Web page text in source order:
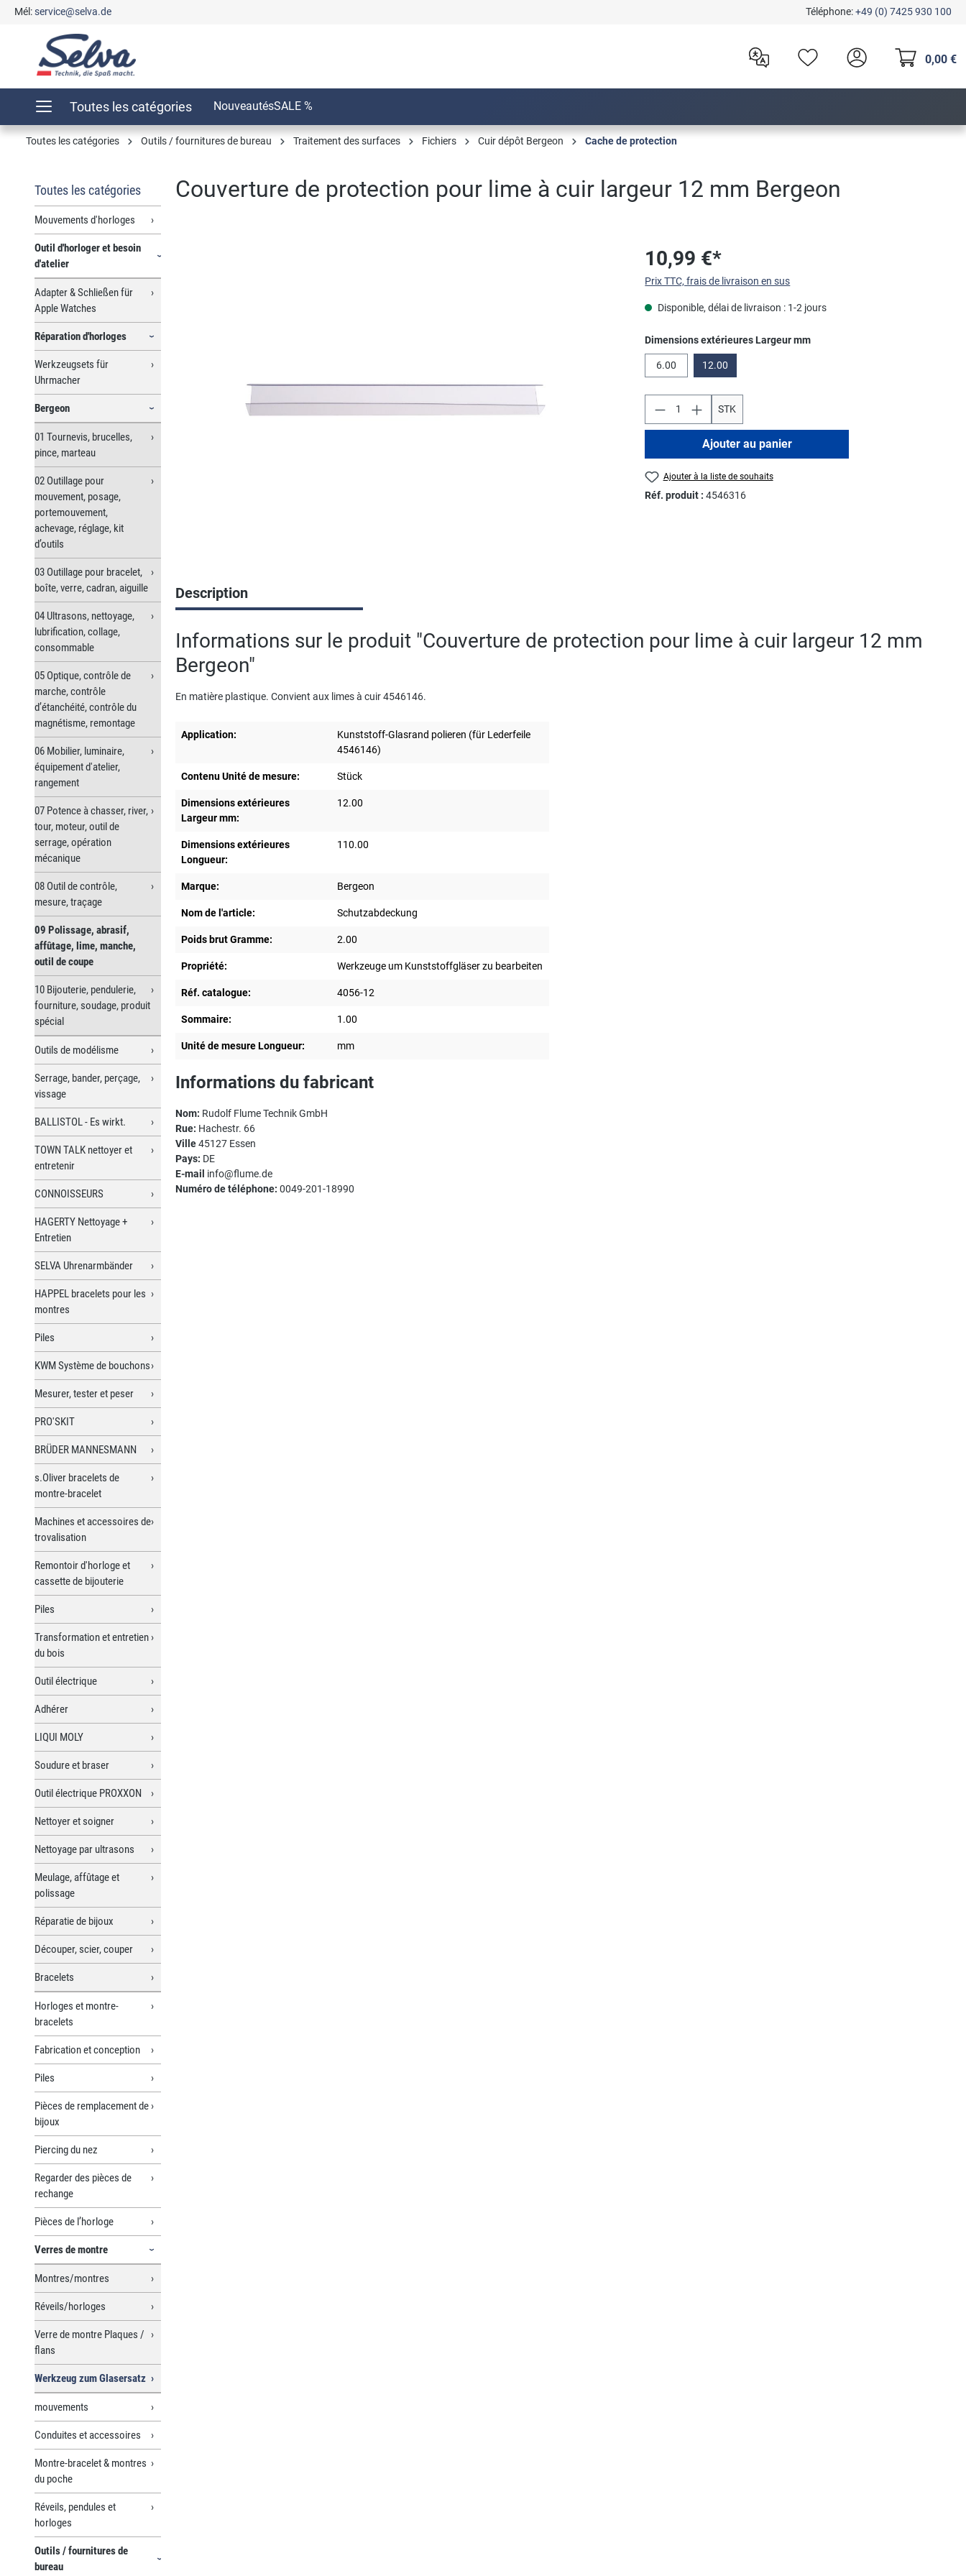
Passer à la navigation principale
Mél:service@selva.de Téléphone:+49 (0) 7425 930 100
0,00 €
Toutes les catégories NouveautésSALE %
Toutes les catégories Outils / fournitures de bureau Traitement des surfaces Fichiers Cuir dépôt Bergeon Cache de protection
Toutes les catégories
Mouvements d'horloges
Outil d'horloger et besoin
d'atelier
Adapter & Schließen für
Apple Watches
Réparation d'horloges
Werkzeugsets für
Uhrmacher
Bergeon
01 Tournevis, brucelles,
pince, marteau
02 Outillage pour
mouvement, posage,
portemouvement,
achevage, réglage, kit
d’outils
03 Outillage pour bracelet,
boîte, verre, cadran, aiguille
04 Ultrasons, nettoyage,
lubrification, collage,
consommable
05 Optique, contrôle de
marche, contrôle
d’étanchéité, contrôle du
magnétisme, remontage
06 Mobilier, luminaire,
équipement d'atelier,
rangement
07 Potence à chasser, river,
tour, moteur, outil de
serrage, opération
mécanique
08 Outil de contrôle,
mesure, traçage
09 Polissage, abrasif,
affûtage, lime, manche,
outil de coupe
10 Bijouterie, pendulerie,
fourniture, soudage, produit
spécial
Outils de modélisme
Serrage, bander, perçage,
vissage
BALLISTOL - Es wirkt.
TOWN TALK nettoyer et
entretenir
CONNOISSEURS
HAGERTY Nettoyage +
Entretien
SELVA Uhrenarmbänder
HAPPEL bracelets pour les
montres
Piles
KWM Système de bouchons
Mesurer, tester et peser
PRO'SKIT
BRÜDER MANNESMANN
s.Oliver bracelets de
montre-bracelet
Machines et accessoires de
trovalisation
Remontoir d'horloge et
cassette de bijouterie
Piles
Transformation et entretien
du bois
Outil électrique
Adhérer
LIQUI MOLY
Soudure et braser
Outil électrique PROXXON
Nettoyer et soigner
Nettoyage par ultrasons
Meulage, affûtage et
polissage
Réparatie de bijoux
Découper, scier, couper
Bracelets
Horloges et montre-
bracelets
Fabrication et conception
Piles
Pièces de remplacement de
bijoux
Piercing du nez
Regarder des pièces de
rechange
Pièces de l’horloge
Verres de montre
Montres/montres
Réveils/horloges
Verre de montre Plaques /
flans
Werkzeug zum Glasersatz
mouvements
Conduites et accessoires
Montre-bracelet & montres
du poche
Réveils, pendules et
horloges
Outils / fournitures de
bureau
Couverture de protection pour lime à cuir largeur 12 mm Bergeon
10,99 €*
Prix TTC, frais de livraison en sus
Disponible, délai de livraison : 1-2 jours
Sélectionnez
Dimensions extérieures Largeur mm
6.00 12.00
STK
Ajouter au panier
Ajouter à la liste de souhaits
Réf. produit :4546316
Description
Informations sur le produit "Couverture de protection pour lime à cuir largeur 12 mm
Bergeon"
En matière plastique. Convient aux limes à cuir 4546146.
Application:
Kunststoff-Glasrand polieren (für Lederfeile
4546146)
Contenu Unité de mesure: Stück
Dimensions extérieures
Largeur mm:
12.00
Dimensions extérieures
Longueur:
110.00
Marque: Bergeon
Nom de l'article: Schutzabdeckung
Poids brut Gramme: 2.00
Propriété: Werkzeuge um Kunststoffgläser zu bearbeiten
Réf. catalogue: 4056-12
Sommaire: 1.00
Unité de mesure Longueur: mm
Informations du fabricant
Nom: Rudolf Flume Technik GmbH
Rue: Hachestr. 66
Ville45127 Essen
Pays: DE
E-mail info@flume.de
Numéro de téléphone: 0049-201-18990